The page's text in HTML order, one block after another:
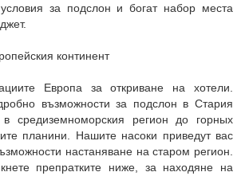
за подслон и богат набор места
континент
Европа за откриване на хотели.
възможности за подслон в Стария
в средиземноморския регион до горных
планини. Нашите насоки приведут вас
настаняване на старом регион.
препратките ниже, за находяне на